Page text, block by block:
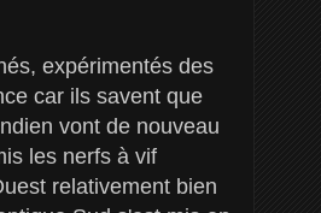
expérimentés des
car ils savent que
vont de nouveau
les nerfs à vif
relativement bien